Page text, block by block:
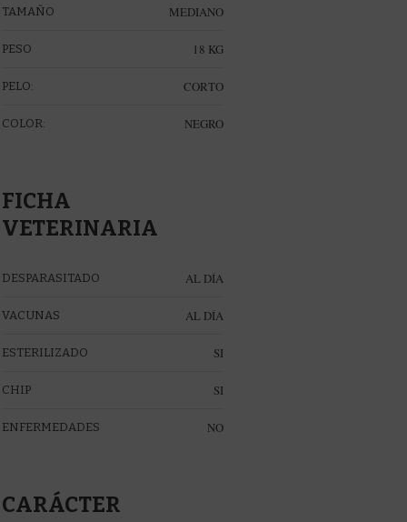
TAMAÑO MEDIANO
PESO 18 KG
PELO: CORTO
COLOR: NEGRO
FICHA
VETERINARIA
DESPARASITADO AL DÍA
VACUNAS AL DÍA
ESTERILIZADO SI
CHIP SI
ENFERMEDADES NO
CARÁCTER